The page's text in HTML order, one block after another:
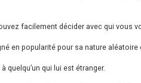
facilement décider avec qui vous
en popularité pour sa nature aléatoire
qui lui est étranger.